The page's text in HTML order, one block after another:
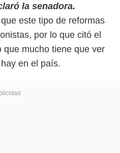
la senadora.
este tipo de reformas
por lo que citó el
que mucho tiene que ver
en el país.